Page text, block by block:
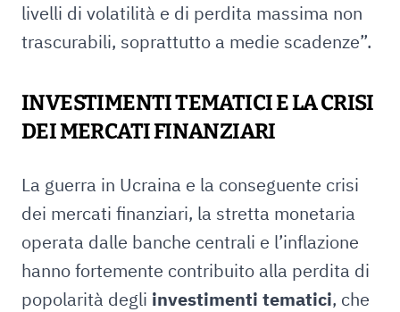
livelli di volatilità e di perdita massima non
trascurabili, soprattutto a medie scadenze”.
INVESTIMENTI TEMATICI E LA CRISI
DEI MERCATI FINANZIARI
La guerra in Ucraina e la conseguente crisi
dei mercati finanziari, la stretta monetaria
operata dalle banche centrali e l’inflazione
hanno fortemente contribuito alla perdita di
popolarità degli investimenti tematici, che